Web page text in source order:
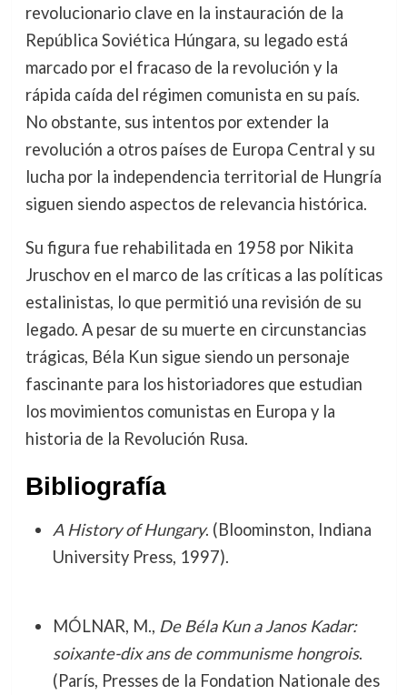
revolucionario clave en la instauración de la
República Soviética Húngara, su legado está
marcado por el fracaso de la revolución y la
rápida caída del régimen comunista en su país.
No obstante, sus intentos por extender la
revolución a otros países de Europa Central y su
lucha por la independencia territorial de Hungría
siguen siendo aspectos de relevancia histórica.
Su figura fue rehabilitada en 1958 por Nikita
Jruschov en el marco de las críticas a las políticas
estalinistas, lo que permitió una revisión de su
legado. A pesar de su muerte en circunstancias
trágicas, Béla Kun sigue siendo un personaje
fascinante para los historiadores que estudian
los movimientos comunistas en Europa y la
historia de la Revolución Rusa.
Bibliografía
A History of Hungary. (Bloominston, Indiana
University Press, 1997).
MÓLNAR, M., De Béla Kun a Janos Kadar:
soixante-dix ans de communisme hongrois.
(París, Presses de la Fondation Nationale des